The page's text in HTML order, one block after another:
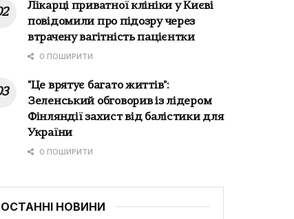
Лікарці приватної клініки у Києві
повідомили про підозру через
втрачену вагітність пацієнтки
0 ПОШИРИТИ
"Це врятує багато життів":
Зеленський обговорив із лідером
Фінляндії захист від балістики для
України
0 ПОШИРИТИ
ОСТАННІ НОВИНИ